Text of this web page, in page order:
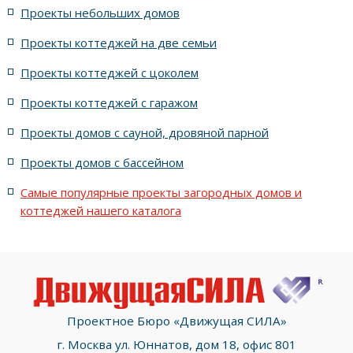
жилых в современном стиле с террасой
с террасой и 6 комнатами
Проекты небольших домов
Проекты коттеджей на две семьи
Проекты коттеджей с цоколем
Проекты коттеджей с гаражом
Проекты домов с сауной, дровяной парной
Проекты домов с бассейном
Самые популярные проекты загородных домов и
коттеджей нашего каталога
Проектное Бюро «Движущая СИЛА»
г. Москва ул. Юннатов, дом 18, офис 801